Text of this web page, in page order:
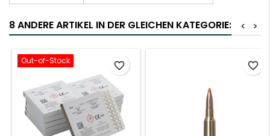
8 ANDERE ARTIKEL IN DER GLEICHEN KATEGORIE: >
<
Out-of-Stock favorite_border favorite_border